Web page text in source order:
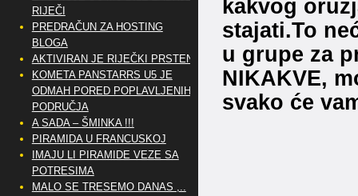
kakvog
stajati.To
u grupe za
NIKAKVE,
svako će
RIJEČI
PREDRAČUN ZA HOSTING
BLOGA
AKTIVIRAN JE RIJEČKI PRSTEN
KOMETA PANSTARRS U5 JE
ODMAH PORED POPLAVLJENIH
PODRUČJA
A SADA – ŠMINKA !!!
PIRAMIDA U FRANCUSKOJ
IMAJU LI PIRAMIDE VEZE SA
POTRESIMA
MALO SE TRESEMO DANAS ,..